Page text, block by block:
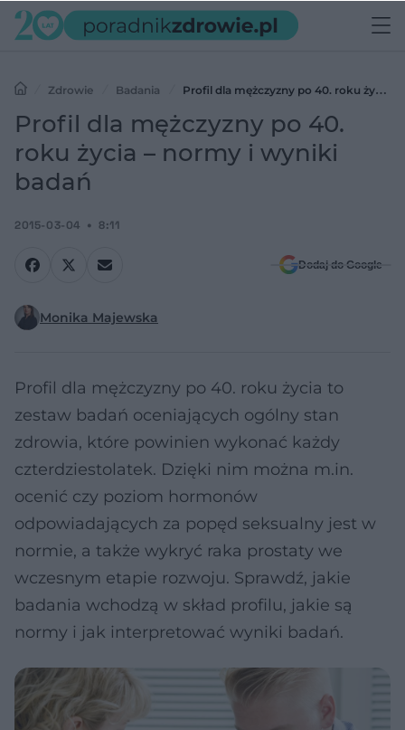
Zdrowie Badania
Profil dla mężczyzny po 40. roku życia –
normy i wyniki badań
Profil dla mężczyzny po 40.
roku życia – normy i wyniki
badań
2015-03-04 8:11
Dodaj do Google
Monika Majewska
Profil dla mężczyzny po 40. roku życia to
zestaw badań oceniających ogólny stan
zdrowia, które powinien wykonać każdy
czterdziestolatek. Dzięki nim można m.in.
ocenić czy poziom hormonów
odpowiadających za popęd seksualny jest w
normie, a także wykryć raka prostaty we
wczesnym etapie rozwoju. Sprawdź, jakie
badania wchodzą w skład profilu, jakie są
normy i jak interpretować wyniki badań.